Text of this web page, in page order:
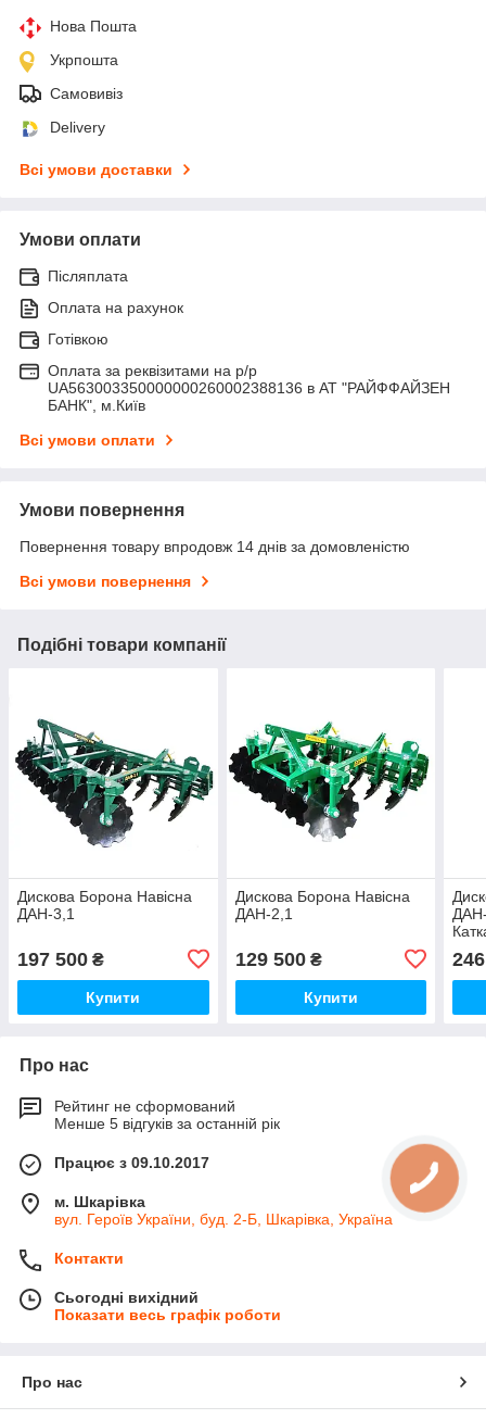
Нова Пошта
Укрпошта
Самовивіз
Delivery
Всі умови доставки
Умови оплати
Післяплата
Оплата на рахунок
Готівкою
Оплата за реквізитами на р/р
UA563003350000000260002388136 в АТ "РАЙФФАЙЗЕН
БАНК", м.Київ
Всі умови оплати
Умови повернення
Повернення товару впродовж 14 днів за домовленістю
Всі умови повернення
Подібні товари компанії
Дискова Борона Навісна
ДАН-3,1
197 500 ₴
Купити
Дискова Борона Навісна
ДАН-2,1
129 500₴
Купити
Про нас
Рейтинг не сформований
Менше 5 відгуків за останній рік
Працює з 09.10.2017
м. Шкарівка
вул. Героїв України, буд. 2-Б, Шкарівка, Україна
Контакти
Сьогодні вихідний
Показати весь графік роботи
Про нас